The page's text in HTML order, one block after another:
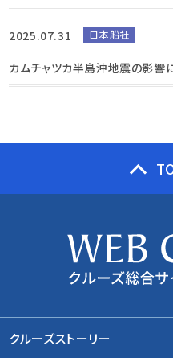
2025.07.31 日本船社
カムチャツカ半島沖地震の影響
クルーズストーリー